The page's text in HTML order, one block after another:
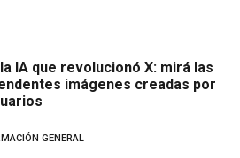
IA que revolucionó X: mirá las
imágenes creadas por
GENERAL